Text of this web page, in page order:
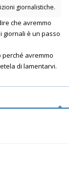
giornalistiche.
che avremmo
giornali è un passo
avremmo
di lamentarvi.